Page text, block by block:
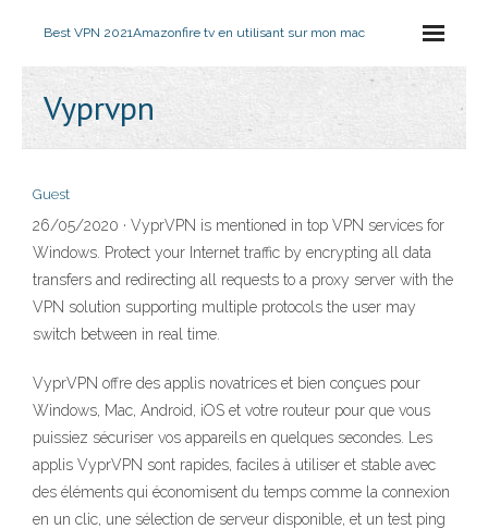
Best VPN 2021Amazonfire tv en utilisant sur mon mac
Vyprvpn
Guest
26/05/2020 · VyprVPN is mentioned in top VPN services for
Windows. Protect your Internet traffic by encrypting all data
transfers and redirecting all requests to a proxy server with the
VPN solution supporting multiple protocols the user may
switch between in real time.
VyprVPN offre des applis novatrices et bien conçues pour
Windows, Mac, Android, iOS et votre routeur pour que vous
puissiez sécuriser vos appareils en quelques secondes. Les
applis VyprVPN sont rapides, faciles à utiliser et stable avec
des éléments qui économisent du temps comme la connexion
en un clic, une sélection de serveur disponible, et un test ping